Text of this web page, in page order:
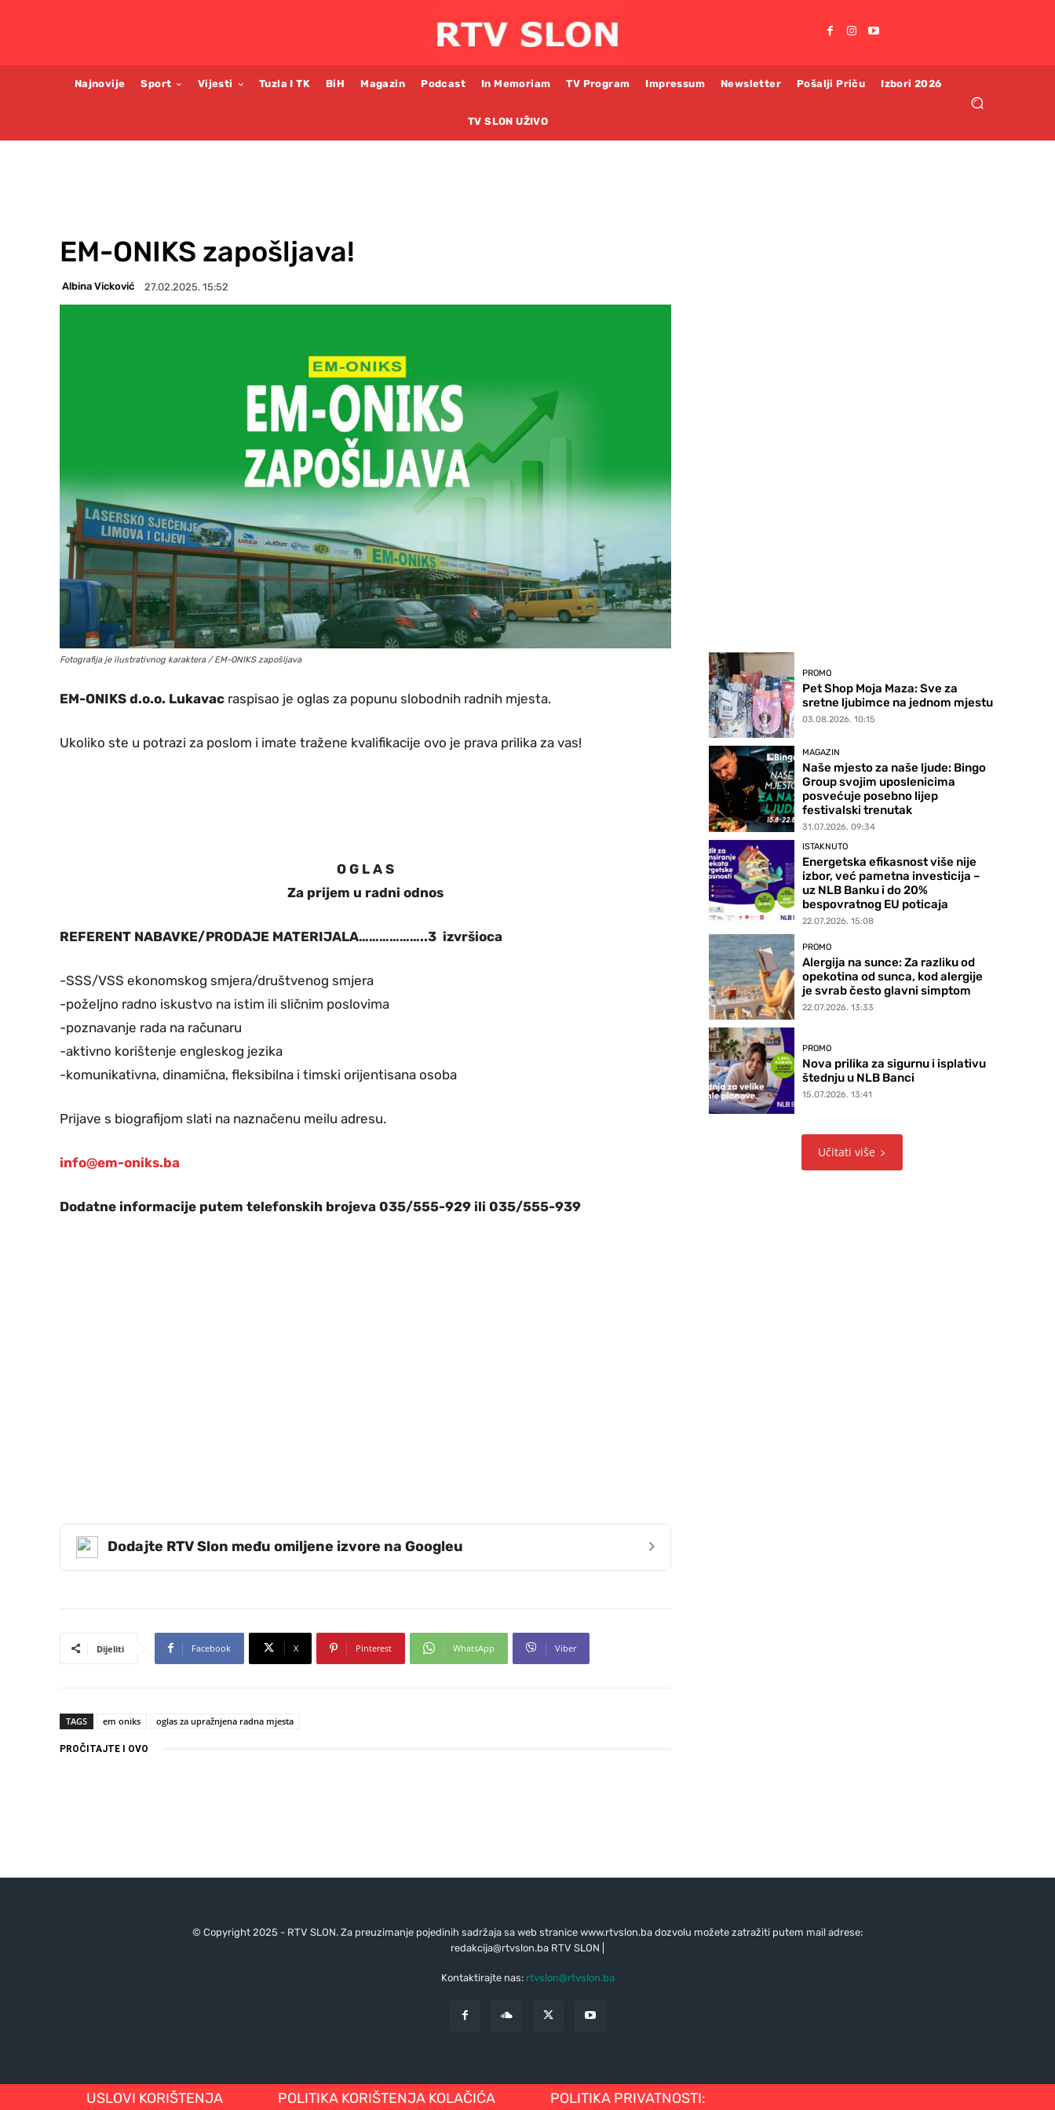
Najnovije Sport Vijesti Tuzla I TK BiH Magazin Podcast In Memoriam TV Program Impressum Newsletter Pošalji Priču Izbori 2026
TV SLON UŽIVO
EM-ONIKS zapošljava!
Albina Vicković 27.02.2025. 15:52
Fotografija je ilustrativnog karaktera / EM-ONIKS zapošljava
EM-ONIKS d.o.o. Lukavac raspisao je oglas za popunu slobodnih radnih mjesta.
Ukoliko ste u potrazi za poslom i imate tražene kvalifikacije ovo je prava prilika za vas!
O G L A S
Za prijem u radni odnos
REFERENT NABAVKE/PRODAJE MATERIJALA………………..3 izvršioca
-SSS/VSS ekonomskog smjera/društvenog smjera
-poželjno radno iskustvo na istim ili sličnim poslovima
-poznavanje rada na računaru
-aktivno korištenje engleskog jezika
-komunikativna, dinamična, fleksibilna i timski orijentisana osoba
Prijave s biografijom slati na naznačenu meilu adresu.
info@em-oniks.ba
Dodatne informacije putem telefonskih brojeva 035/555-929 ili 035/555-939
Dodajte RTV Slon među omiljene izvore na Googleu ›
Dijeliti Facebook X Pinterest WhatsApp Viber
TAGS em oniks oglas za upražnjena radna mjesta
PROČITAJTE I OVO
PROMO
Pet Shop Moja Maza: Sve za
sretne ljubimce na jednom mjestu
03.08.2026. 10:15
MAGAZIN
Naše mjesto za naše ljude: Bingo
Group svojim uposlenicima
posvećuje posebno lijep
festivalski trenutak
31.07.2026. 09:34
ISTAKNUTO
Energetska efikasnost više nije
izbor, već pametna investicija –
uz NLB Banku i do 20%
bespovratnog EU poticaja
22.07.2026. 15:08
PROMO
Alergija na sunce: Za razliku od
opekotina od sunca, kod alergije
je svrab često glavni simptom
22.07.2026. 13:33
PROMO
Nova prilika za sigurnu i isplativu
štednju u NLB Banci
15.07.2026. 13:41
Učitati više
© Copyright 2025 - RTV SLON. Za preuzimanje pojedinih sadržaja sa web stranice www.rtvslon.ba dozvolu možete zatražiti putem mail adrese:
redakcija@rtvslon.baRTV SLON |
Kontaktirajte nas: rtvslon@rtvslon.ba
USLOVI KORIŠTENJA POLITIKA KORIŠTENJA KOLAČIĆA POLITIKA PRIVATNOSTI: